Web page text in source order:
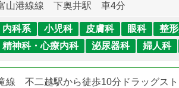
山港線線 下奥井駅 車4分
内科系 小児科 皮膚科 眼科 整
精神科・心療内科
泌尿器科 婦人科
線 不二越駅から徒歩10分ドラッグス